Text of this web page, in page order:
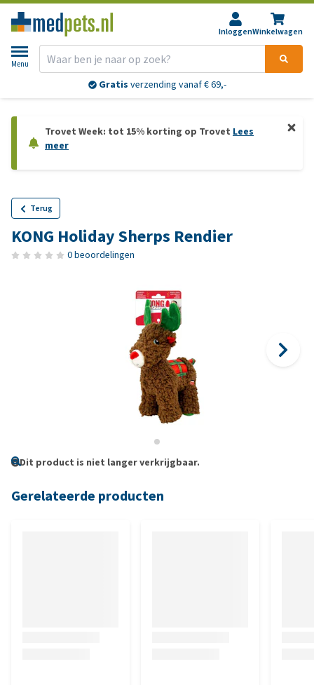
InloggenWinkelwagen
Menu
Gratis verzending vanaf € 69,-
Trovet Week: tot 15% korting op Trovet Lees
meer
Terug
KONG Holiday Sherps Rendier
0 beoordelingen
Dit product is niet langer verkrijgbaar.
Gerelateerde producten